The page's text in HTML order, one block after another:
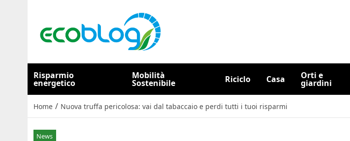
Risparmio
energetico
Mobilità
Sostenibile Riciclo Casa Orti e
giardini
Home / Nuova truffa pericolosa: vai dal tabaccaio e perdi tutti i tuoi risparmi
News